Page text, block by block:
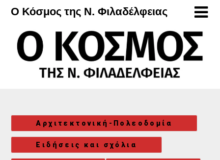
Μετάβαση
περιεχόμενο
Ο Κόσμος της Ν. Φιλαδέλφειας
Αρχιτεκτονική-Πολεοδομία
Ειδήσεις και σχόλια